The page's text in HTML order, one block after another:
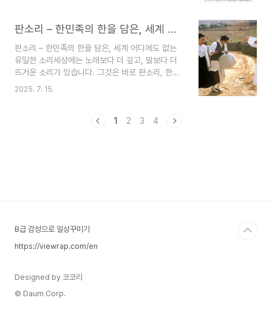
고, 창조하고,..
조선시대, 임진왜란(1592년) 당시 ‘하늘을 나는 수
있습니다.이러한 기술은 단순한 상상에 불과했을까
요? 아니면 당대의 기계 기술로 실제 구현되었을 가
능성이 있었던 걸까요? 이 글에서는 비거에 관한 문
헌들을 정리하고, 조선의 기계공학 수준과 비교하여
판소리 – 한민족의 한을 담은, 세계 어디에도 없는 유일한 소리
판소리 – 한민족의 한을 담은, 세계 어디에도 없는
유일한 소리세상에는 노래보다 더 깊고, 말보다 더
뜨거운 소리가 있습니다. 그것은 바로 판소리, 한국
민족만이 지닌 영혼의 소리입니다.판소리는 단지 음
는 고수와 함께 무대에 올라, 온몸과 영혼으로 이야
2025. 7. 15.
1 2 3 4
B급 감성으로 일상꾸미기
https://viewrap.com/en
Designed by 코코리
© Daum Corp.